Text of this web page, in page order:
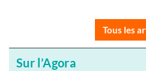
Tous les
Sur l’Agora